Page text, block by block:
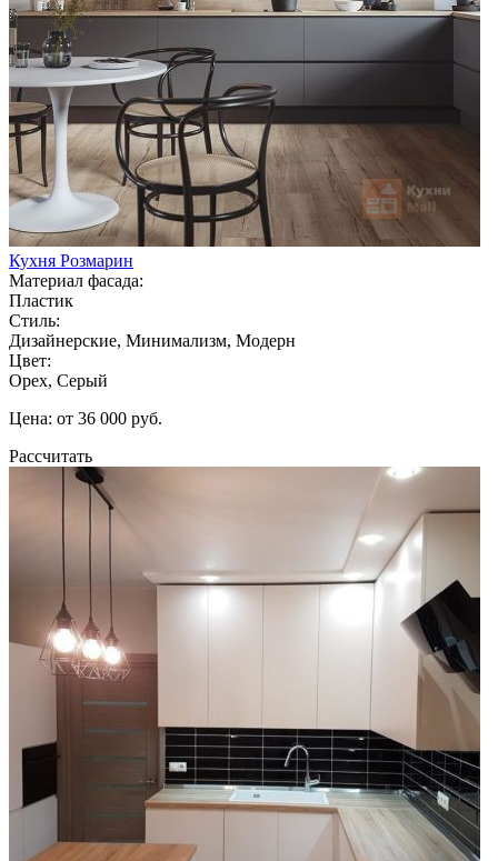
Кухня Розмарин
Материал фасада:
Пластик
Стиль:
Дизайнерские, Минимализм, Модерн
Цвет:
Орех, Серый
Цена: от 36 000 руб.
Рассчитать